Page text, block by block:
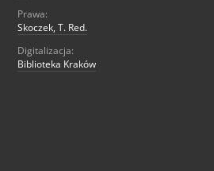
Prawa:
Skoczek, T. Red.
Digitalizacja:
Biblioteka Kraków